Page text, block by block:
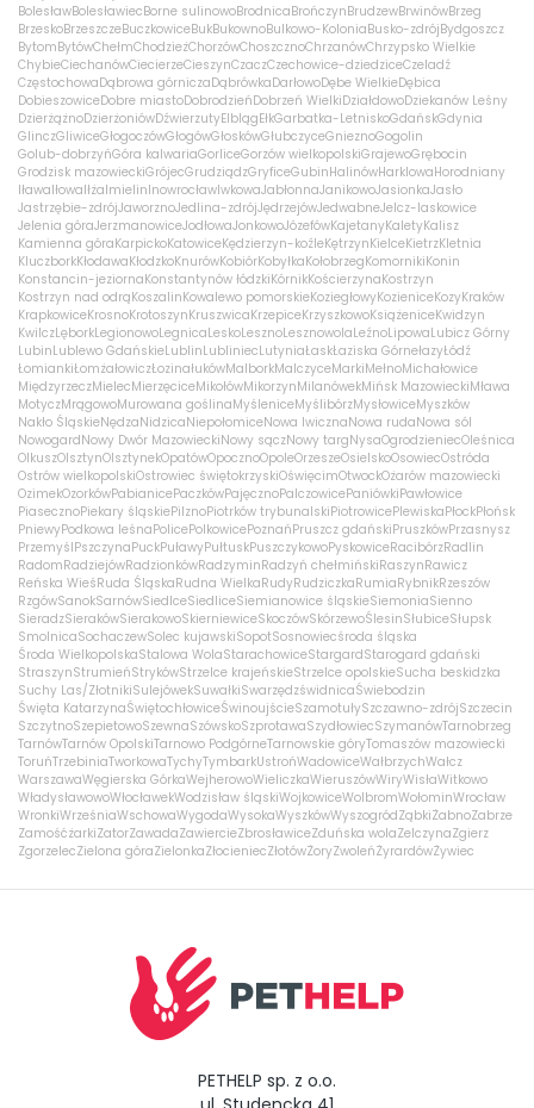
BolesławBolesławiecBorne sulinowoBrodnicaBrończynBrudzewBrwinówBrzeg
BrzeskoBrzeszczeBuczkowiceBukBukownoBulkowo-KoloniaBusko-zdrójBydgoszcz
BytomBytówChełmChodzieżChorzówChoszcznoChrzanówChrzypsko Wielkie
ChybieCiechanówCiecierzeCieszynCzaczCzechowice-dziedziceCzeladź
CzęstochowaDąbrowa górniczaDąbrówkaDarłowoDębe WielkieDębica
DobieszowiceDobre miastoDobrodzieńDobrzeń WielkiDziałdowoDziekanów Leśny
DzierżążnoDzierżoniówDźwierzutyElblągEłkGarbatka-LetniskoGdańskGdynia
GlinczGliwiceGłogoczówGłogówGłoskówGłubczyceGnieznoGogolin
Golub-dobrzyńGóra kalwariaGorliceGorzów wielkopolskiGrajewoGrębocin
Grodzisk mazowieckiGrójecGrudziądzGryficeGubinHalinówHarklowaHorodniany
IławaIłowaIłżaImielinInowrocławIwkowaJabłonnaJanikowoJasionkaJasło
Jastrzębie-zdrójJaworznoJedlina-zdrójJędrzejówJedwabneJelcz-laskowice
Jelenia góraJerzmanowiceJodłowaJonkowoJózefówKajetanyKaletyKalisz
Kamienna góraKarpickoKatowiceKędzierzyn-koźleKętrzynKielceKietrzKletnia
KluczborkKłodawaKłodzkoKnurówKobiórKobyłkaKołobrzegKomornikiKonin
Konstancin-jeziornaKonstantynów łódzkiKórnikKościerzynaKostrzyn
Kostrzyn nad odrąKoszalinKowalewo pomorskieKoziegłowyKozieniceKozyKraków
KrapkowiceKrosnoKrotoszynKruszwicaKrzepiceKrzyszkowoKsiążeniceKwidzyn
KwilczLęborkLegionowoLegnicaLeskoLesznoLesznowolaLeźnoLipowaLubicz Górny
LubinLublewo GdańskieLublinLubliniecLutyniaŁaskŁaziska GórnełazyŁódź
ŁomiankiŁomżałowiczŁozinałukówMalborkMalczyceMarkiMełnoMichałowice
MiędzyrzeczMielecMierzęciceMikołówMikorzynMilanówekMińsk MazowieckiMława
MotyczMrągowoMurowana goślinaMyśleniceMyślibórzMysłowiceMyszków
Nakło ŚląskieNędzaNidzicaNiepołomiceNowa IwicznaNowa rudaNowa sól
NowogardNowy Dwór MazowieckiNowy sączNowy targNysaOgrodzieniecOleśnica
OlkuszOlsztynOlsztynekOpatówOpocznoOpoleOrzeszeOsielskoOsowiecOstróda
Ostrów wielkopolskiOstrowiec świętokrzyskiOświęcimOtwockOżarów mazowiecki
OzimekOzorkówPabianicePaczkówPajęcznoPalczowicePaniówkiPawłowice
PiasecznoPiekary śląskiePilznoPiotrków trybunalskiPiotrowicePlewiskaPłockPłońsk
PniewyPodkowa leśnaPolicePolkowicePoznańPruszcz gdańskiPruszkówPrzasnysz
PrzemyślPszczynaPuckPuławyPułtuskPuszczykowoPyskowiceRacibórzRadlin
RadomRadziejówRadzionkówRadzyminRadzyń chełmińskiRaszynRawicz
Reńska WieśRuda ŚląskaRudna WielkaRudyRudziczkaRumiaRybnikRzeszów
RzgówSanokSarnówSiedlceSiedliceSiemianowice śląskieSiemoniaSienno
SieradzSierakówSierakowoSkierniewiceSkoczówSkórzewoŚlesinSłubiceSłupsk
SmolnicaSochaczewSolec kujawskiSopotSosnowiecśroda śląska
Środa WielkopolskaStalowa WolaStarachowiceStargardStarogard gdański
StraszynStrumieńStrykówStrzelce krajeńskieStrzelce opolskieSucha beskidzka
Suchy Las/ZłotnikiSulejówekSuwałkiSwarzędzświdnicaŚwiebodzin
Święta KatarzynaŚwiętochłowiceŚwinoujścieSzamotułySzczawno-zdrójSzczecin
SzczytnoSzepietowoSzewnaSzówskoSzprotawaSzydłowiecSzymanówTarnobrzeg
TarnówTarnów OpolskiTarnowo PodgórneTarnowskie góryTomaszów mazowiecki
ToruńTrzebiniaTworkowaTychyTymbarkUstrońWadowiceWałbrzychWałcz
WarszawaWęgierska GórkaWejherowoWieliczkaWieruszówWiryWisłaWitkowo
WładysławowoWłocławekWodzisław śląskiWojkowiceWolbromWołominWrocław
WronkiWrześniaWschowaWygodaWysokaWyszkówWyszogródZąbkiŻabnoZabrze
ZamośćżarkiZatorZawadaZawiercieZbrosławiceZduńska wolaZelczynaZgierz
ZgorzelecZielona góraZielonkaZłocieniecZłotówŻoryZwoleńŻyrardówŻywiec
PETHELP sp. z o.o.